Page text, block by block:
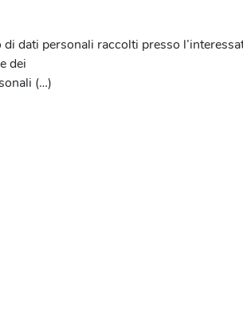
dati personali raccolti presso
dei
(…)